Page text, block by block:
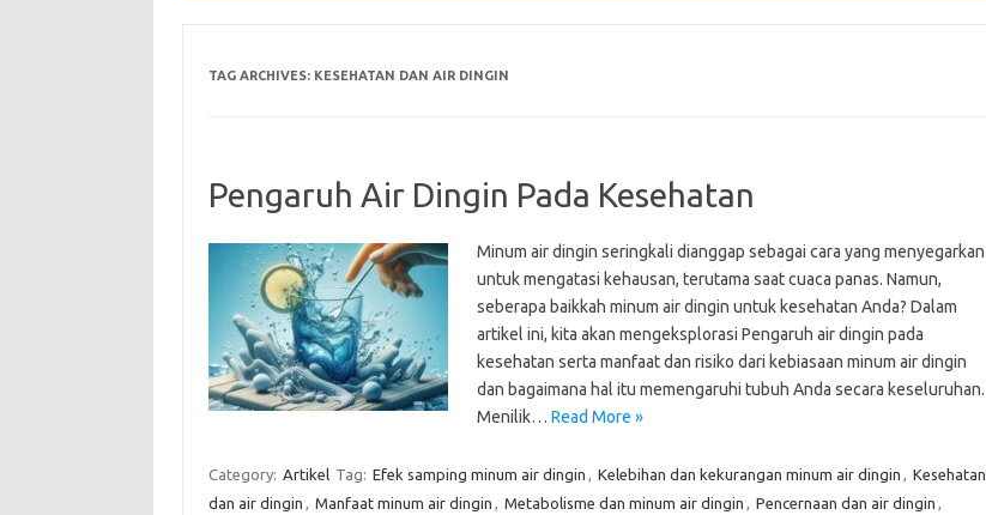
TAG ARCHIVES: KESEHATAN DAN AIR DINGIN
Pengaruh Air Dingin Pada Kesehatan
Minum air dingin seringkali dianggap sebagai cara yang menyegarkan
untuk mengatasi kehausan, terutama saat cuaca panas. Namun,
seberapa baikkah minum air dingin untuk kesehatan Anda? Dalam
artikel ini, kita akan mengeksplorasi Pengaruh air dingin pada
kesehatan serta manfaat dan risiko dari kebiasaan minum air dingin
dan bagaimana hal itu memengaruhi tubuh Anda secara keseluruhan.
Menilik… Read More »
Category: Artikel Tag: Efek samping minum air dingin , Kelebihan dan kekurangan minum air dingin , Kesehatan
dan air dingin , Manfaat minum air dingin , Metabolisme dan minum air dingin , Pencernaan dan air dingin ,